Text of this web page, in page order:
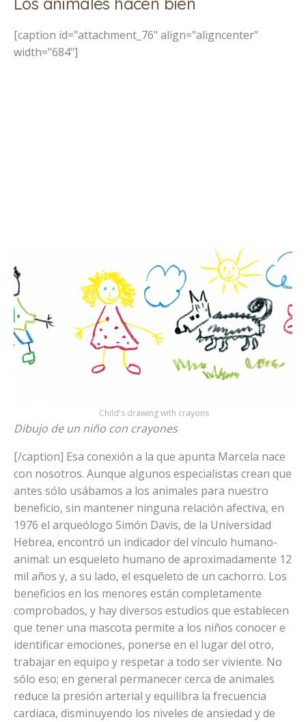
[caption id="attachment_76" align="aligncenter"
width="684"]
Child's drawing with crayons
Dibujo de un niño con crayones
[/caption] Esa conexión a la que apunta Marcela nace
con nosotros. Aunque algunos especialistas crean que
antes sólo usábamos a los animales para nuestro
beneficio, sin mantener ninguna relación afectiva, en
1976 el arqueólogo Simón Davis, de la Universidad
Hebrea, encontró un indicador del vínculo humano-
animal: un esqueleto humano de aproximadamente 12
mil años y, a su lado, el esqueleto de un cachorro. Los
beneficios en los menores están completamente
comprobados, y hay diversos estudios que establecen
que tener una mascota permite a los niños conocer e
identificar emociones, ponerse en el lugar del otro,
trabajar en equipo y respetar a todo ser viviente. No
sólo eso; en general permanecer cerca de animales
reduce la presión arterial y equilibra la frecuencia
cardiaca, disminuyendo los niveles de ansiedad y de